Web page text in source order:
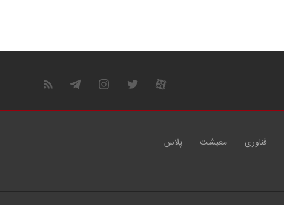
فناوری معیشت پلاس